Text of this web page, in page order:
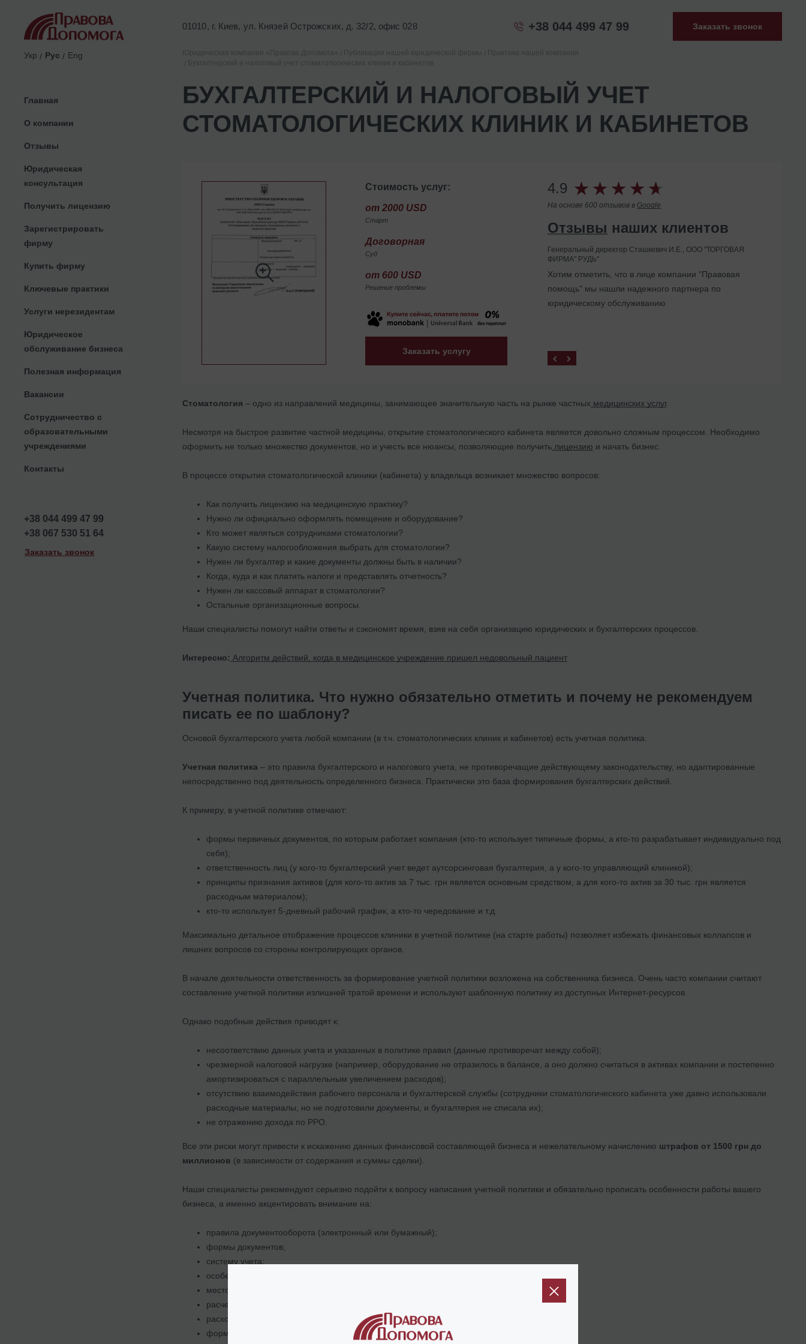
01010, г. Киев, ул. Князей Острожских, д. 32/2, офис 028 +38 044 499 47 99 Заказать звонок
Укр Рус Eng
Главная
О компании
Отзывы
Юридическая
консультация
Получить лицензию
Зарегистрировать
фирму
Купить фирму
Ключевые практики
Услуги нерезидентам
Юридическое
обслуживание бизнеса
Полезная информация
Вакансии
Сотрудничество с
образовательными
учреждениями
Контакты
+38 044 499 47 99
+38 067 530 51 64
Заказать звонок
БУХГАЛТЕРСКИЙ И НАЛОГОВЫЙ УЧЕТ
СТОМАТОЛОГИЧЕСКИХ КЛИНИК И КАБИНЕТОВ
Стоимость услуг:
от 2000 USD
Старт
Договорная
Суд
от 600 USD
Решение проблемы
Заказать услугу
4.9
На основе 600 отзывов в Google
Отзывы наших клиентов
Генеральный директор Сташкевич И.Е., ООО "ТОРГОВАЯ
ФИРМА" РУДЬ"
Хотим отметить, что в лице компании "Правовая
помощь" мы нашли надежного партнера по
юридическому обслуживанию
Помогли с ликвидацией иностранного
представительства в Украине
Стоматология – одно из направлений медицины, занимающее значительную часть на рынке частных медицинских услуг.
Несмотря на быстрое развитие частной медицины, открытие стоматологического кабинета является довольно сложным процессом. Необходимо
оформить не только множество документов, но и учесть все нюансы, позволяющие получить лицензию и начать бизнес.
В процессе открытия стоматологической клиники (кабинета) у владельца возникает множество вопросов:
Как получить лицензию на медицинскую практику?
Нужно ли официально оформлять помещение и оборудование?
Кто может являться сотрудниками стоматологии?
Какую систему налогообложения выбрать для стоматологии?
Нужен ли бухгалтер и какие документы должны быть в наличии?
Когда, куда и как платить налоги и представлять отчетность?
Нужен ли кассовый аппарат в стоматологии?
Остальные организационные вопросы.
Наши специалисты помогут найти ответы и сэкономят время, взяв на себя организацию юридических и бухгалтерских процессов.
Интересно: Алгоритм действий, когда в медицинское учреждение пришел недовольный пациент
Учетная политика. Что нужно обязательно отметить и почему не рекомендуем
писать ее по шаблону?
Основой бухгалтерского учета любой компании (в т.ч. стоматологических клиник и кабинетов) есть учетная политика.
Учетная политика – это правила бухгалтерского и налогового учета, не противоречащие действующему законодательству, но адаптированные
непосредственно под деятельность определенного бизнеса. Практически это база формирования бухгалтерских действий.
К примеру, в учетной политике отмечают:
формы первичных документов, по которым работает компания (кто-то использует типичные формы, а кто-то разрабатывает индивидуально под
себя);
ответственность лиц (у кого-то бухгалтерский учет ведет аутсорсинговая бухгалтерия, а у кого-то управляющий клиникой);
принципы признания активов (для кого-то актив за 7 тыс. грн является основным средством, а для кого-то актив за 30 тыс. грн является
расходным материалом);
кто-то использует 5-дневный рабочий график, а кто-то чередование и т.д.
Максимально детальное отображение процессов клиники в учетной политике (на старте работы) позволяет избежать финансовых коллапсов и
лишних вопросов со стороны контролирующих органов.
В начале деятельности ответственность за формирование учетной политики возложена на собственника бизнеса. Очень часто компании считают
составление учетной политики излишней тратой времени и используют шаблонную политику из доступных Интернет-ресурсов.
Однако подобные действия приводят к:
несоответствию данных учета и указанных в политике правил (данные противоречат между собой);
чрезмерной налоговой нагрузке (например, оборудование не отразилось в балансе, а оно должно считаться в активах компании и постепенно
амортизироваться с параллельным увеличением расходов);
отсутствию взаимодействия рабочего персонала и бухгалтерской службы (сотрудники стоматологического кабинета уже давно использовали
расходные материалы, но не подготовили документы, и бухгалтерия не списала их);
не отражению дохода по РРО.
Все эти риски могут привести к искажению данных финансовой составляющей бизнеса и нежелательному начислению штрафов от 1500 грн до
миллионов (в зависимости от содержания и суммы сделки).
Наши специалисты рекомендуют серьезно подойти к вопросу написания учетной политики и обязательно прописать особенности работы вашего
бизнеса, а именно акцентировать внимание на:
правила документооборота (электронный или бумажный);
формы документов;
систему учета;
особенности расчетов с клиентами;
место предоставления услуг и используемого оборудования;
расчеты с персоналом;
расходный материал при оказании услуг;
формирование себестоимости услуг и цены.